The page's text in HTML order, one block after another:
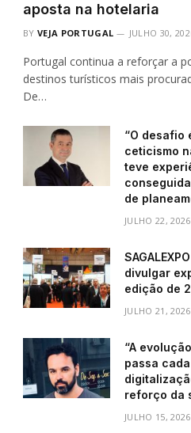
aposta na hotelaria
BY VEJA PORTUGAL JULHO 30,
Portugal continua a reforçar a
destinos turísticos mais
De…
“O desafio
ceticismo
teve
de
JULHO 22, 2026
divulgar
edição de
JULHO 21, 2026
“A
passa
reforço da
JULHO 15, 2026